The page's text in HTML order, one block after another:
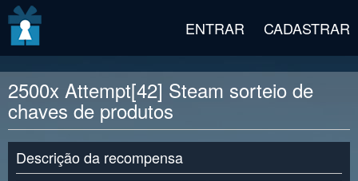
ENTRAR CADASTRAR
2500x Attempt[42] Steam sorteio de
chaves de produtos
Descrição da recompensa